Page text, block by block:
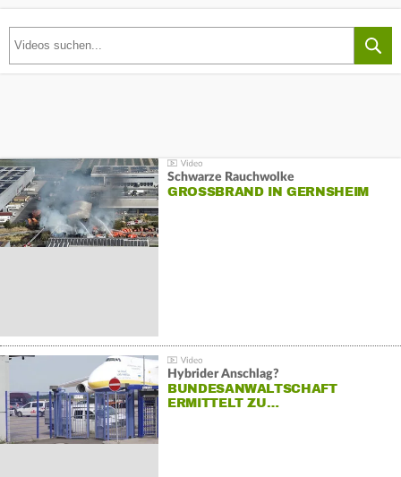
Schwarze Rauchwolke
GROSSBRAND IN GERNSHEIM
Hybrider Anschlag?
BUNDESANWALTSCHAFT
ERMITTELT ZU…